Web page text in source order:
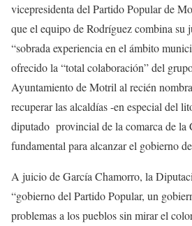
vicepresidenta del Partido Popular de
que el equipo de Rodríguez combina su
“sobrada experiencia en el ámbito
ofrecido la “total colaboración” del
Ayuntamiento de Motril al recién
recuperar las alcaldías -en especial del
diputado provincial de la comarca de la
fundamental para alcanzar el gobierno
A juicio de García Chamorro, la
“gobierno del Partido Popular, un
problemas a los pueblos sin mirar el